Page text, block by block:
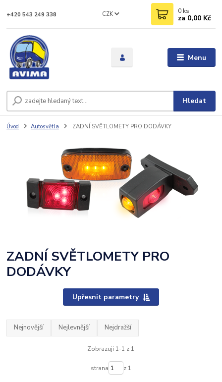
Menu
CZK
Hledat
+420 543 249 338 0 ks
za 0,00 Kč
Úvod Autosvětla ZADNÍ SVĚTLOMETY PRO DODÁVKY
ZADNÍ SVĚTLOMETY PRO
DODÁVKY
Upřesnit parametry
Nejnovější Nejlevnější Nejdražší
Zobrazuji 1-1 z 1
strana z 1